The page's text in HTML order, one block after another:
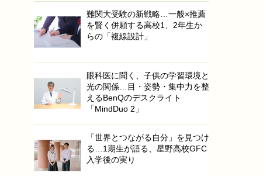
難関大受験の新戦略…一般×推薦
を賢く併願する高校1、2年生か
らの「複線設計」
眼科医に聞く、子供の学習環境と
光の関係…目・姿勢・集中力を整
えるBenQのデスクライト
「MindDuo 2」
「世界とつながる自分」を見つけ
る…1期生が語る、星野高校GFC
入学後の実り